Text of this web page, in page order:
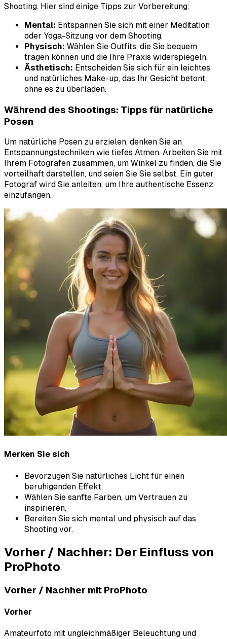
Shooting. Hier sind einige Tipps zur Vorbereitung:
Mental: Entspannen Sie sich mit einer Meditation
oder Yoga-Sitzung vor dem Shooting.
Physisch: Wählen Sie Outfits, die Sie bequem
tragen können und die Ihre Praxis widerspiegeln.
Ästhetisch: Entscheiden Sie sich für ein leichtes
und natürliches Make-up, das Ihr Gesicht betont,
ohne es zu überladen.
Während des Shootings: Tipps für natürliche
Posen
Um natürliche Posen zu erzielen, denken Sie an
Entspannungstechniken wie tiefes Atmen. Arbeiten Sie mit
Ihrem Fotografen zusammen, um Winkel zu finden, die Sie
vorteilhaft darstellen, und seien Sie Sie selbst. Ein guter
Fotograf wird Sie anleiten, um Ihre authentische Essenz
einzufangen.
Merken Sie sich
Bevorzugen Sie natürliches Licht für einen
beruhigenden Effekt.
Wählen Sie sanfte Farben, um Vertrauen zu
inspirieren.
Bereiten Sie sich mental und physisch auf das
Shooting vor.
Vorher / Nachher: Der Einfluss von
ProPhoto
Vorher / Nachher mit ProPhoto
Vorher
Amateurfoto mit ungleichmäßiger Beleuchtung und